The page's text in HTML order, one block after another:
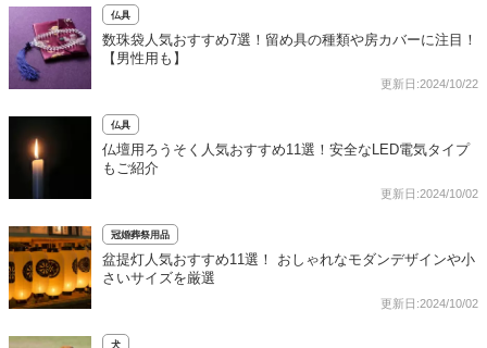
仏具
数珠袋人気おすすめ7選！留め具の種類や房カバーに注目！
【男性用も】
更新日:2024/10/22
仏具
仏壇用ろうそく人気おすすめ11選！安全なLED電気タイプ
もご紹介
更新日:2024/10/02
冠婚葬祭用品
盆提灯人気おすすめ11選！ おしゃれなモダンデザインや小
さいサイズを厳選
更新日:2024/10/02
犬